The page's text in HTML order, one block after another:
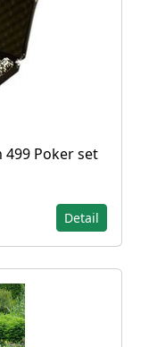
499 Poker set
Detail